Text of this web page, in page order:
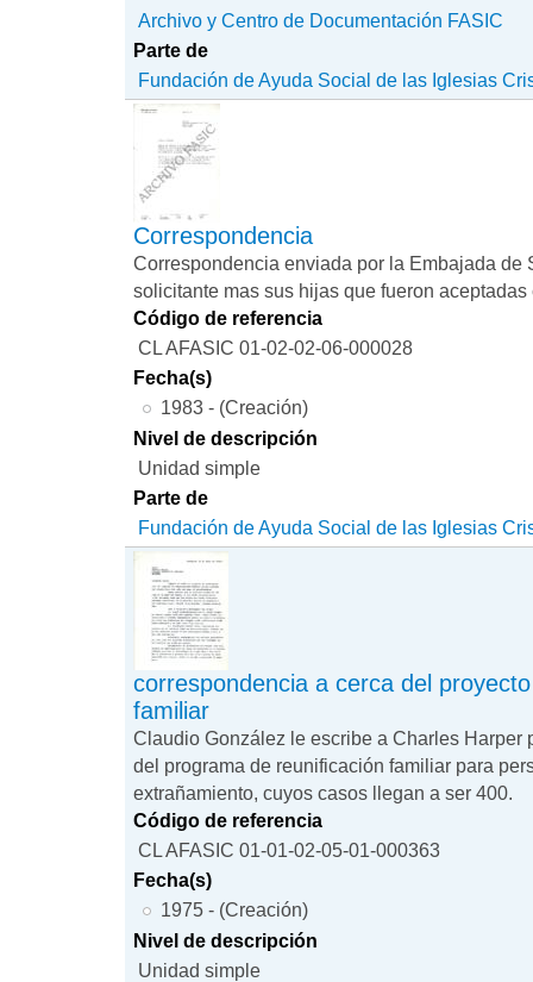
Archivo y Centro de Documentación FASIC
Parte de
Fundación de Ayuda Social de las Iglesias
Correspondencia
Correspondencia enviada por la Embajada de
solicitante mas sus hijas que fueron
Código de referencia
CL AFASIC 01-02-02-06-000028
Fecha(s)
1983 - (Creación)
Nivel de descripción
Unidad simple
Parte de
Fundación de Ayuda Social de las Iglesias
correspondencia a cerca del
familiar
Claudio González le escribe a Charles Harper
del programa de reunificación familiar para
extrañamiento, cuyos casos llegan a ser 400.
Código de referencia
CL AFASIC 01-01-02-05-01-000363
Fecha(s)
1975 - (Creación)
Nivel de descripción
Unidad simple